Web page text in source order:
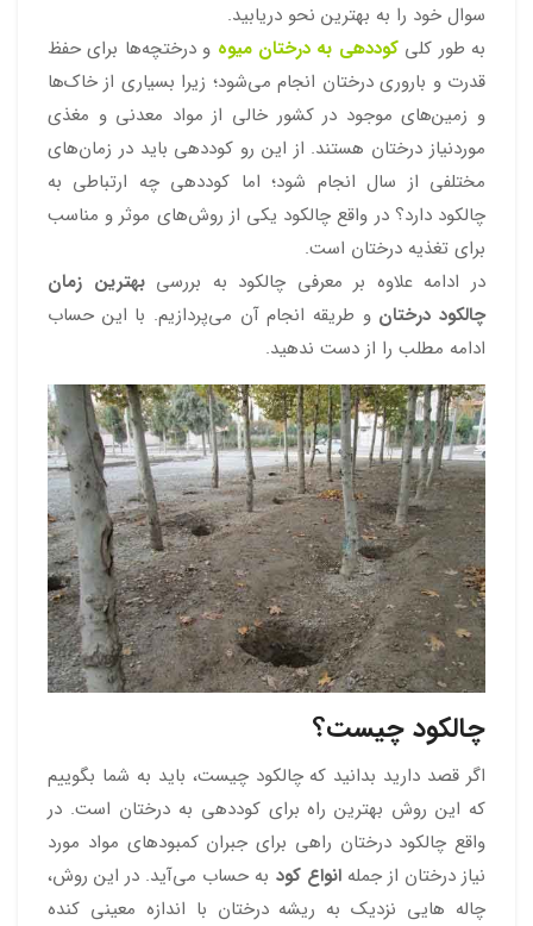
سوال خود را به بهترین نحو دریابید.
به طور کلیکوددهی به درختان میوه و درختچه‌ها برای حفظ
قدرت و باروری درختان انجام می‌شود؛ زیرا بسیاری از خاک‌ها
و زمین‌های موجود در کشور خالی از مواد معدنی و مغذی
موردنیاز درختان هستند. از این رو کوددهی باید در زمان‌های
مختلفی از سال انجام شود؛ اما کوددهی چه ارتباطی به
چالکود دارد؟ در واقع چالکود یکی از روش‌های موثر و مناسب
برای تغذیه درختان است.
در ادامه علاوه بر معرفی چالکود به بررسیبهترین زمان
چالکود درختان و طریقه انجام آن می‌پردازیم. با این حساب
ادامه مطلب را از دست ندهید.
چالکود چیست؟
اگر قصد دارید بدانید که چالکود چیست، باید به شما بگوییم
که این روش بهترین راه برای کوددهی به درختان است. در
واقع چالکود درختان راهی برای جبران کمبودهای مواد مورد
نیاز درختان از جملهانواع کود به حساب می‌آید. در این روش،
چاله هایی نزدیک به ریشه درختان با اندازه معینی کنده